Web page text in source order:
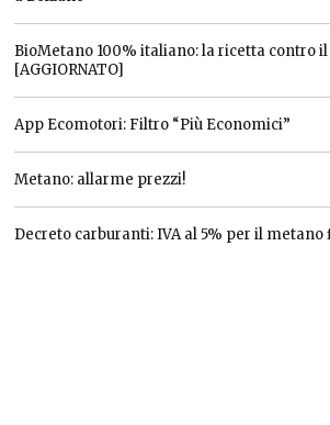
BioMetano 100% italiano: la ricetta contro il
[AGGIORNATO]
App Ecomotori: Filtro “Più Economici”
Metano: allarme prezzi!
Decreto carburanti: IVA al 5% per il metano